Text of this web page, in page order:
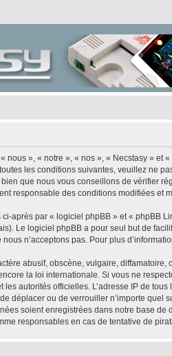
nous », « notre », « nos », « Necstasy »
les conditions suivantes, veuillez ne
que nous vous conseillons de vérifier
responsable des conditions modifiées et
après par « logiciel phpBB » et « phpBB
Le logiciel phpBB a pour seul but de
n’acceptons pas. Pour plus
abusif, obscène, vulgaire,
la loi internationale. Si vous ne
les autorités officielles. L’adresse IP de
déplacer ou de verrouiller n’importe
soient enregistrées dans notre base
responsables en cas de tentative de